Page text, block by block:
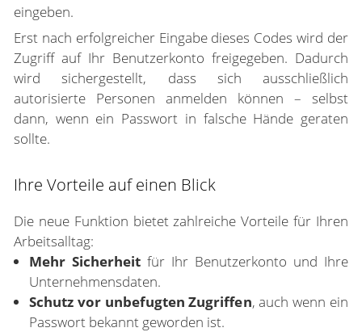
eingeben.
Erst nach erfolgreicher Eingabe dieses Codes wird der
Zugriff auf Ihr Benutzerkonto freigegeben. Dadurch
wird sichergestellt, dass sich ausschließlich
autorisierte Personen anmelden können – selbst
dann, wenn ein Passwort in falsche Hände geraten
sollte.
Ihre Vorteile auf einen Blick
Die neue Funktion bietet zahlreiche Vorteile für Ihren
Arbeitsalltag:
Mehr Sicherheit für Ihr Benutzerkonto und Ihre
Unternehmensdaten.
Schutz vor unbefugten Zugriffen, auch wenn ein
Passwort bekannt geworden ist.